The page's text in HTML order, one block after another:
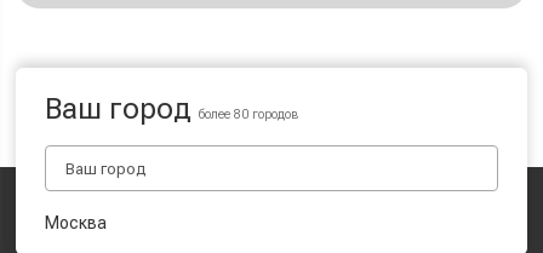
Ваш городболее 80 городов
Москва